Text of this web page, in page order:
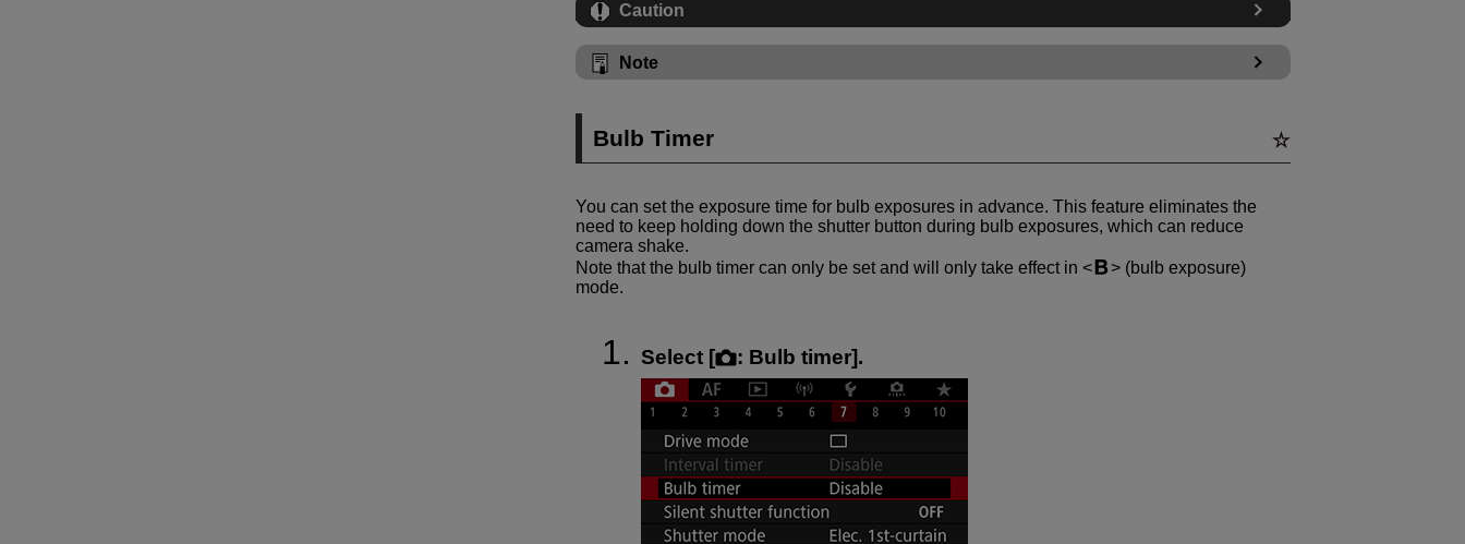
Caution
Note
Bulb Timer
You can set the exposure time for bulb exposures in advance. This feature eliminates the
need to keep holding down the shutter button during bulb exposures, which can reduce
camera shake.
Note that the bulb timer can only be set and will only take effect in
(bulb exposure)
mode.
Select [ : Bulb timer].